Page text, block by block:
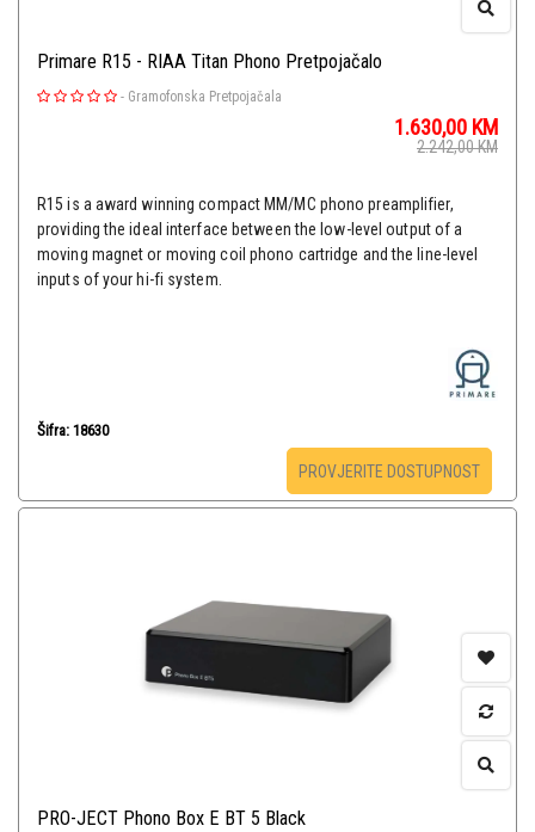
Primare R15 - RIAA Titan Phono Pretpojačalo
- Gramofonska Pretpojačala
1.630,00 KM
2.242,00KM
R15 is a award winning compact MM/MC phono preamplifier,
providing the ideal interface between the low-level output of a
moving magnet or moving coil phono cartridge and the line-level
inputs of your hi-fi system.
Šifra: 18630
PROVJERITE DOSTUPNOST
PRO-JECT Phono Box E BT 5 Black